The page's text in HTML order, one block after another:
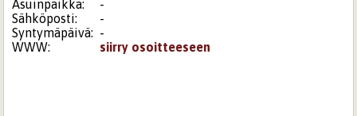
Asuinpaikka:
-
Sähköposti:
-
Syntymäpäivä: -
WWW:
siirry osoitteeseen